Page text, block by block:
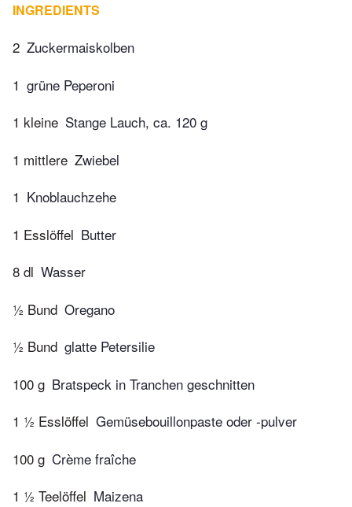
INGREDIENTS
2 Zuckermaiskolben
1 grüne Peperoni
1 kleine Stange Lauch, ca. 120 g
1 mittlere Zwiebel
1 Knoblauchzehe
1 Esslöffel Butter
8 dl Wasser
½ Bund Oregano
½ Bund glatte Petersilie
100 g Bratspeck in Tranchen geschnitten
1 ½ Esslöffel Gemüsebouillonpaste oder -pulver
100 g Crème fraîche
1 ½ Teelöffel Maizena